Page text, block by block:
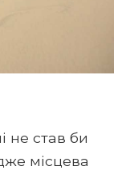
не став би
місцева